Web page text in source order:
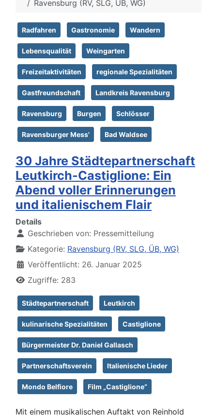
Ravensburg (RV, SLG, ÜB, WG)
Radfahren Gastronomie Wandern
Lebensqualität Weingarten
Freizeitaktivitäten regionale Spezialitäten
Gastfreundschaft Landkreis Ravensburg
Ravensburg Burgen Schlösser
Ravensburger Mess' Bad Waldsee
30 Jahre Städtepartnerschaft
Leutkirch-Castiglione: Ein
Abend voller Erinnerungen
und italienischem Flair
Details
Geschrieben von: Pressemitteilung
Kategorie: Ravensburg (RV, SLG, ÜB, WG)
Veröffentlicht: 26. Januar 2025
Zugriffe: 283
Städtepartnerschaft Leutkirch
kulinarische Spezialitäten Castiglione
Bürgermeister Dr. Daniel Gallasch
Partnerschaftsverein Italienische Lieder
Mondo Belfiore Film „Castiglione“
Mit einem musikalischen Auftakt von Reinhold